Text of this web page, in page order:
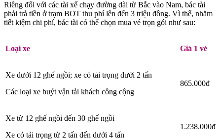
Riêng đối với các tài xế chạy đường dài từ Bắc vào Nam, bác tài
phải trả tiền ở trạm BOT thu phí lên đến 3 triệu đồng. Vì thế, nhằm
tiết kiệm chi phí, bác tài có thể chọn mua vé trọn gói như sau:
Loại xe Giá 1 vé
Xe dưới 12 ghế ngồi; xe có tải trọng dưới 2 tấn
Các loại xe buýt vận tải khách công cộng
865.000đ
Xe từ 12 ghế ngồi đến 30 ghế ngồi
Xe có tải trọng từ 2 tấn đến dưới 4 tấn
1.238.000đ